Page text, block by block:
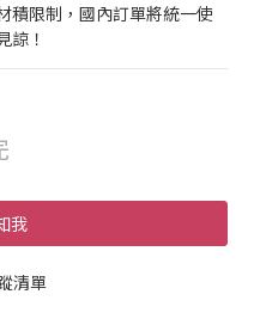
積限制，國內訂單將統一使
諒！
我
清單